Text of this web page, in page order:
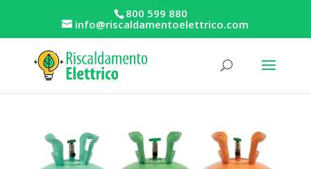
800 599 880
info@riscaldamentoelettrico.com